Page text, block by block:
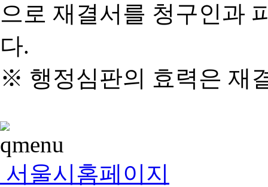
으로 재결서를 청구인과
다.
※ 행정심판의 효력은 재
서울시홈페이지